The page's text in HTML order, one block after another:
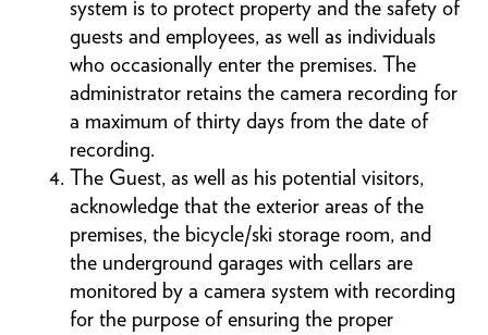
system is to protect property and the safety of
guests and employees, as well as individuals
who occasionally enter the premises. The
administrator retains the camera recording for
a maximum of thirty days from the date of
recording.
The Guest, as well as his potential visitors,
acknowledge that the exterior areas of the
premises, the bicycle/ski storage room, and
the underground garages with cellars are
monitored by a camera system with recording
for the purpose of ensuring the proper